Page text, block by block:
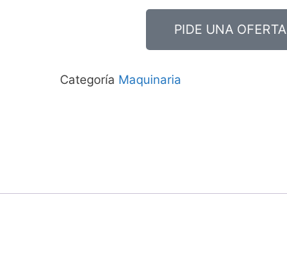
PIDE UNA OFERTA
Categoría Maquinaria